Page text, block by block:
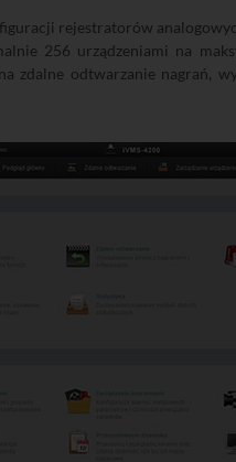
rejestratorów
256 urządzeniami na
zdalne odtwarzanie nagrań,